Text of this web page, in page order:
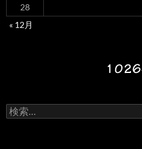
28
« 12月
検
索: